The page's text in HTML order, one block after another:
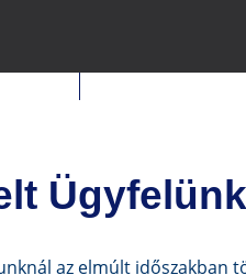
az elmúlt időszakban